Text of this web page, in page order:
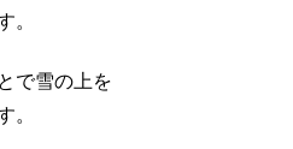
。
で雪の上を
。